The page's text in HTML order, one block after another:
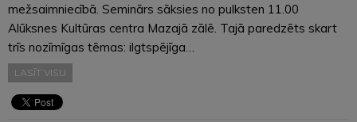
mežsaimniecībā. Seminārs sāksies no pulksten 11.00
Alūksnes Kultūras centra Mazajā zālē. Tajā paredzēts skart
trīs nozīmīgas tēmas: ilgtspējīga…
LASĪT VISU